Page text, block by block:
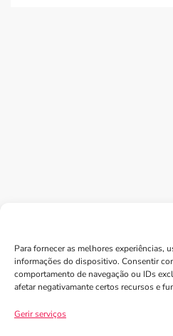
Para fornecer as melhores experiências,
informações do dispositivo. Consentir
comportamento de navegação ou IDs
afetar negativamante certos recursos e
Gerir serviços